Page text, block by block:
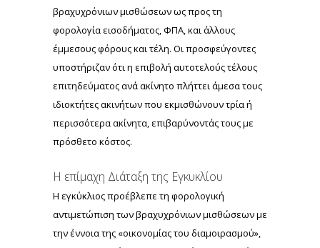
βραχυχρόνιων μισθώσεων ως προς τη
φορολογία εισοδήματος, ΦΠΑ, και άλλους
έμμεσους φόρους και τέλη. Οι προσφεύγοντες
υποστήριζαν ότι η επιβολή αυτοτελούς τέλους
επιτηδεύματος ανά ακίνητο πλήττει άμεσα τους
ιδιοκτήτες ακινήτων που εκμισθώνουν τρία ή
περισσότερα ακίνητα, επιβαρύνοντάς τους με
πρόσθετο κόστος.
H επίμαχη Διάταξη της Εγκυκλίου
Η εγκύκλιος προέβλεπε τη φορολογική
αντιμετώπιση των βραχυχρόνιων μισθώσεων με
την έννοια της «οικονομίας του διαμοιρασμού»,